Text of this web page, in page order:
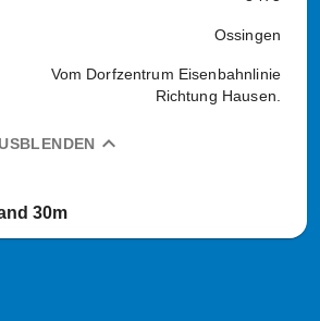
Ossingen
Vom Dorfzentrum Eisenbahnlinie
Richtung Hausen.
expand_less
30m